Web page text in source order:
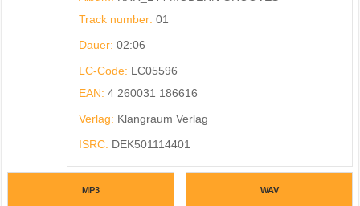
Track number: 01
Dauer: 02:06
LC-Code: LC05596
EAN: 4 260031 186616
Verlag: Klangraum Verlag
ISRC: DEK501114401
MP3 WAV